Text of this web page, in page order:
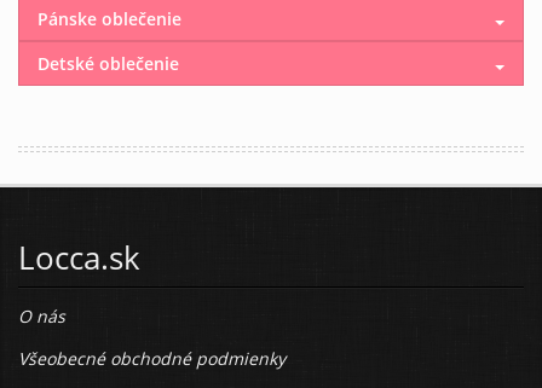
Pánske oblečenie
Detské oblečenie
Locca.sk
O nás
Všeobecné obchodné podmienky